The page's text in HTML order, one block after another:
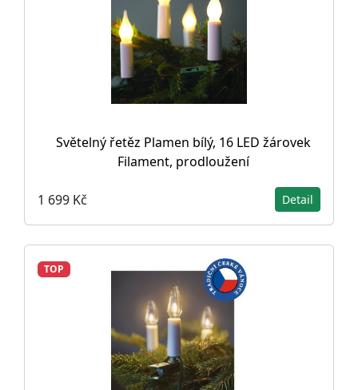
Světelný řetěz Plamen bílý, 16 LED žárovek
Filament, prodloužení
1 699 Kč Detail
TOP